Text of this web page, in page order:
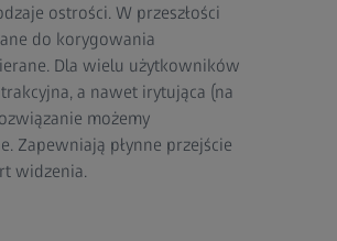
ostrości. W przeszłości
do korygowania
Dla wielu użytkowników
a nawet irytująca (na
możemy
Zapewniają płynne przejście
widzenia.